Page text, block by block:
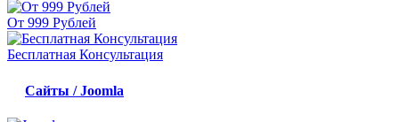
От 999 Рублей
Бесплатная Консультация
Сайты / Joomla